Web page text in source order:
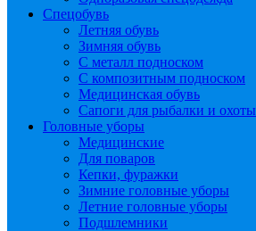
Спецобувь
Летняя обувь
Зимняя обувь
С металл подноском
С композитным подноском
Медицинская обувь
Сапоги для рыбалки и охоты
Головные уборы
Медицинские
Для поваров
Кепки, фуражки
Зимние головные уборы
Летние головные уборы
Подшлемники